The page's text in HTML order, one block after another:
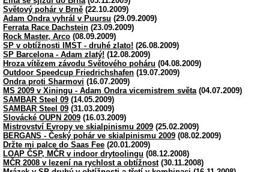
Světový pohár v Brně (22.10.2009)
Adam Ondra vyhrál v Puursu (29.09.2009)
Ferrata Race Dachstein (23.09.2009)
Rock Master, Arco (08.09.2009)
SP v obtížnosti IMST - druhé zlato! (26.08.2009)
SP Barcelona - Adam zlatý! (12.08.2009)
Hroza vítězem závodu Světového poháru (04.08.2009)
Outdoor Speedcup Friedrichshafen (19.07.2009)
Ondra proti Sharmovi (16.07.2009)
MS 2009 v Xiningu - Adam Ondra vicemistrem světa(04.07.2009)
SAMBAR Steel 09 (14.05.2009)
SAMBAR Steel 09 (31.03.2009)
Slovácké OUPN 2009 (16.03.2009)
Mistrovství Evropy ve skialpinismu 2009 (25.02.2009)
BERGANS - Český pohár ve skialpinismu 2009 (08.02.2009)
Držte mi palce do Saas Fee (20.01.2009)
LOAP ČSP, MČR v indoor drytoolingu (08.12.2008)
MČR 2008 v lezení na rychlost a obtížnost(30.11.2008)